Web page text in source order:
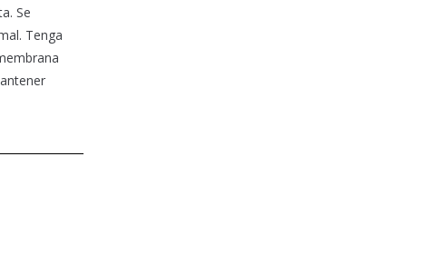
Se
Tenga